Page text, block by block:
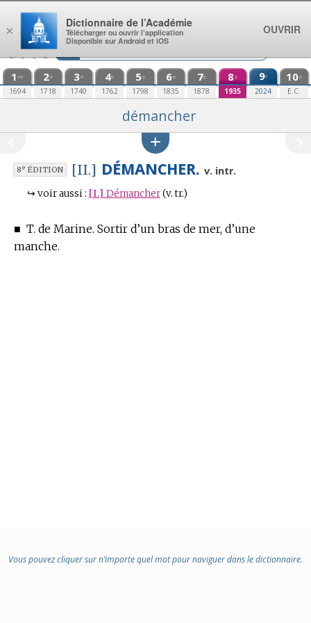
Aller au contenu
1 re
1694
2e
1718
3e
1740
4e
1762
5e
1798
6e
1835
7e
1878
8e
1935
9e
2024
10e
E.C.
démancher
8eÉDITION [II.] DÉMANCHER. v. intr.
↪ voir aussi : [I.] Démancher (v. tr.)
■ T. de Marine. Sortir d’un bras de mer, d’une
manche.
Vous pouvez cliquer sur n’importe quel mot pour naviguer dans le dictionnaire.
×
Dictionnaire de l’Académie
Télécharger ou ouvrir l’application
Disponible sur Android et iOS
OUVRIR